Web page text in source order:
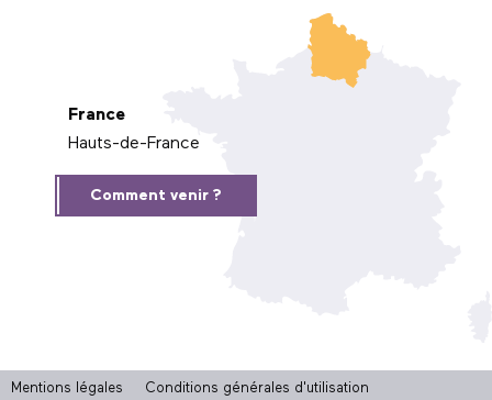
France
Hauts-de-France
Comment venir ?
Mentions légales Conditions générales d'utilisation